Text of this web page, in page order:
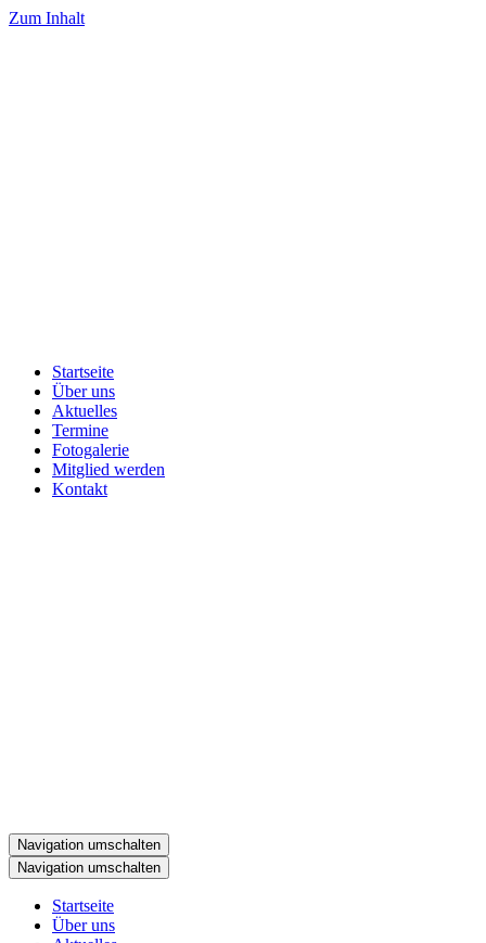
Zum Inhalt
Startseite
Über uns
Aktuelles
Termine
Fotogalerie
Mitglied werden
Kontakt
Navigation umschalten
Navigation umschalten
Startseite
Über uns